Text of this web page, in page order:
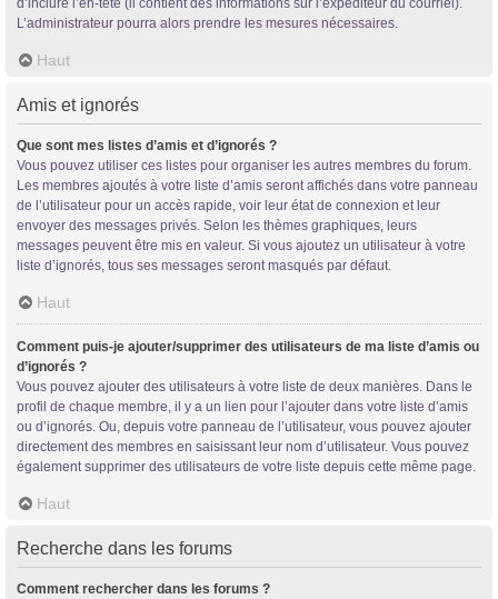
d’inclure l’en-tête (il contient des informations sur l’expéditeur du courriel).
L’administrateur pourra alors prendre les mesures nécessaires.
Haut
Amis et ignorés
Que sont mes listes d’amis et d’ignorés ?
Vous pouvez utiliser ces listes pour organiser les autres membres du forum.
Les membres ajoutés à votre liste d’amis seront affichés dans votre panneau
de l’utilisateur pour un accès rapide, voir leur état de connexion et leur
envoyer des messages privés. Selon les thèmes graphiques, leurs
messages peuvent être mis en valeur. Si vous ajoutez un utilisateur à votre
liste d’ignorés, tous ses messages seront masqués par défaut.
Haut
Comment puis-je ajouter/supprimer des utilisateurs de ma liste d’amis ou
d’ignorés ?
Vous pouvez ajouter des utilisateurs à votre liste de deux manières. Dans le
profil de chaque membre, il y a un lien pour l’ajouter dans votre liste d’amis
ou d’ignorés. Ou, depuis votre panneau de l’utilisateur, vous pouvez ajouter
directement des membres en saisissant leur nom d’utilisateur. Vous pouvez
également supprimer des utilisateurs de votre liste depuis cette même page.
Haut
Recherche dans les forums
Comment rechercher dans les forums ?